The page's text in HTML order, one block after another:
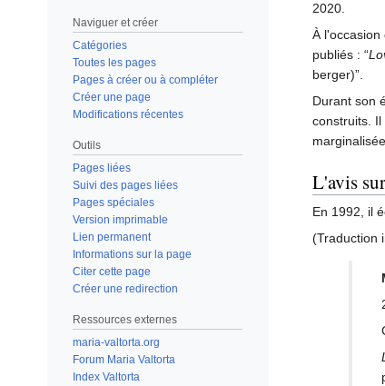
Naviguer et créer
Catégories
Toutes les pages
Pages à créer ou à compléter
Créer une page
Modifications récentes
Outils
Pages liées
Suivi des pages liées
Pages spéciales
Version imprimable
Lien permanent
Informations sur la page
Citer cette page
Créer une redirection
Ressources externes
maria-valtorta.org
Forum Maria Valtorta
Index Valtorta
2020.
À l'occasion
publiés : “
berger)”.
Durant son
construits.
L'avis
En 1992, il
(Traduction